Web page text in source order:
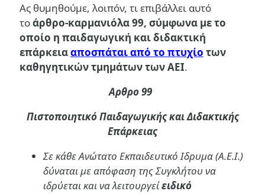
Ας θυμηθούμε, λοιπόν, τι επιβάλλει αυτό
τοάρθρο-καρμανιόλα 99, σύμφωνα με το
οποίο η παιδαγωγική και διδακτική
επάρκειααποσπάται από το πτυχίο των
καθηγητικών τμημάτων των ΑΕΙ.
Αρθρο 99
Πιστοποιητικό Παιδαγωγικής και Διδακτικής
Επάρκειας
Σε κάθε Ανώτατο Εκπαιδευτικό Ιδρυμα (Α.Ε.Ι.)
δύναται με απόφαση της Συγκλήτου να
ιδρύεται και να λειτουργείειδικό